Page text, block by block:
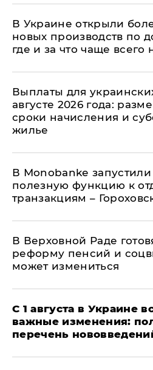
В Украине открыли
новых производств по
где и за что чаще всего
Выплаты для
августе 2026 года:
сроки начисления и
жилье
В Мonobankе
полезную функцию к
транзакциям –
В Верховной Раде
реформу пенсий и
может измениться
С 1 августа в Украине
важные изменения:
перечень